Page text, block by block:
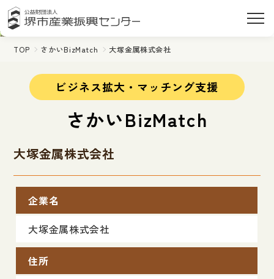
TOP さかいBizMatch 大塚金属株式会社
ビジネス拡大・マッチング支援
さかいBizMatch
大塚金属株式会社
企業名
大塚金属株式会社
住所